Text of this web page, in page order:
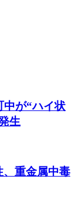
中が“ハイ状
生
重金属中毒